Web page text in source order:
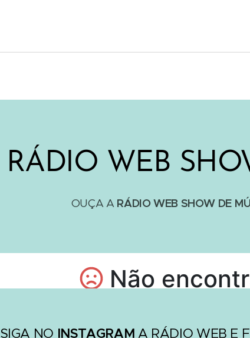
RÁDIO WEB
OUÇA A RÁDIO WEB SHOW DE
SIGA NO INSTAGRAM A RÁDIO WEB E